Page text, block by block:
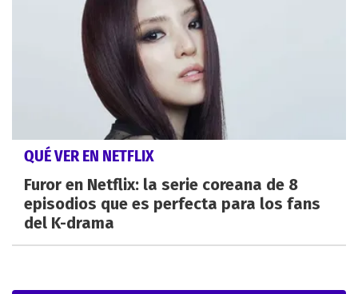
QUÉ VER EN NETFLIX
Furor en Netflix: la serie coreana de 8
episodios que es perfecta para los fans
del K-drama